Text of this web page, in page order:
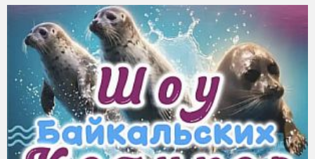
торжественные парады в честь Дня Победы и пронзительные
портреты фронто